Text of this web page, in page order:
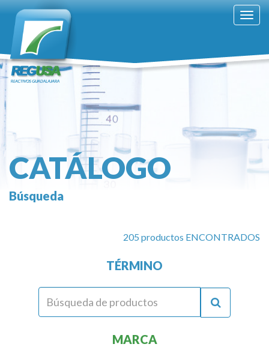
CATÁLOGO
Búsqueda
205 productos ENCONTRADOS
TÉRMINO
MARCA